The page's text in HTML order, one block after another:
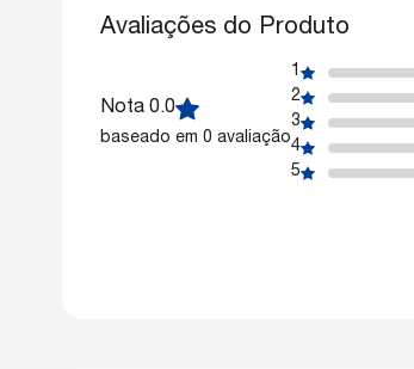
Avaliações do Produto
Nota 0.0
baseado em 0 avaliação
1
2
3
4
5